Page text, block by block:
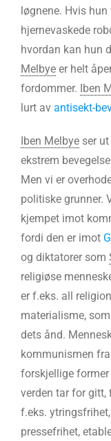
løgnene. Hvis
hjernevaskede
hvordan kan hun
Melbye er helt
fordommer. Iben
lurt av antisekt-
Iben Melbye ser
ekstrem
Men vi er
politiske grunner.
kjempet imot
fordi den er imot
og diktatorer som
religiøse
er f.eks. all
materialisme,
dets ånd.
kommunismen
forskjellige
verden tar for gitt,
f.eks.
pressefrihet,